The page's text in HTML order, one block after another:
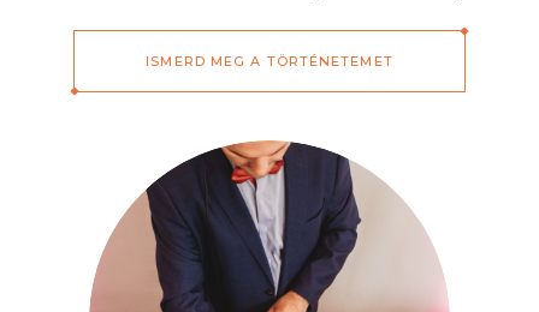
ISMERD MEG A TÖRTÉNETEMET